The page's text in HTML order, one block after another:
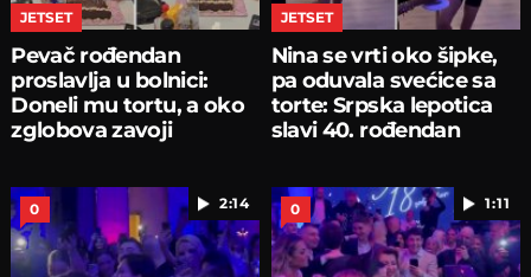
JETSET
Pevač rođendan
proslavlja u bolnici:
Doneli mu tortu, a oko
zglobova zavoji
JETSET
Nina se vrti oko šipke,
pa oduvala svećice sa
torte: Srpska lepotica
slavi 40. rođendan
2:14
0 1:11
0